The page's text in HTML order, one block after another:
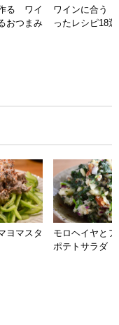
る ワイ
おつまみ
ワインに合う
ったレシピ18
ヨマスタ
モロヘイヤと
ポテトサラダ